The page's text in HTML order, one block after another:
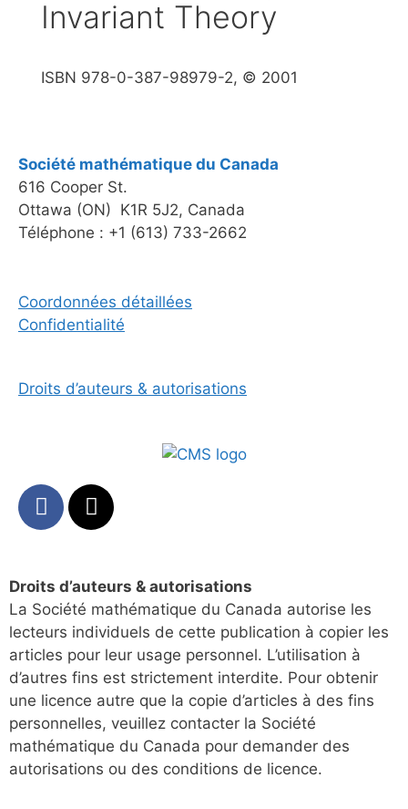
Invariant Theory
ISBN 978-0-387-98979-2, © 2001
Société mathématique du Canada
616 Cooper St.
Ottawa (ON) K1R 5J2, Canada
Téléphone : +1 (613) 733-2662
Coordonnées détaillées
Confidentialité
Droits d’auteurs & autorisations
Droits d’auteurs & autorisations
La Société mathématique du Canada autorise les
lecteurs individuels de cette publication à copier les
articles pour leur usage personnel. L’utilisation à
d’autres fins est strictement interdite. Pour obtenir
une licence autre que la copie d’articles à des fins
personnelles, veuillez contacter la Société
mathématique du Canada pour demander des
autorisations ou des conditions de licence.